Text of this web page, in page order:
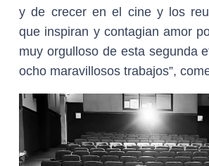
y de crecer en el cine y los
que inspiran y contagian amor
muy orgulloso de esta segunda
ocho maravillosos trabajos”,